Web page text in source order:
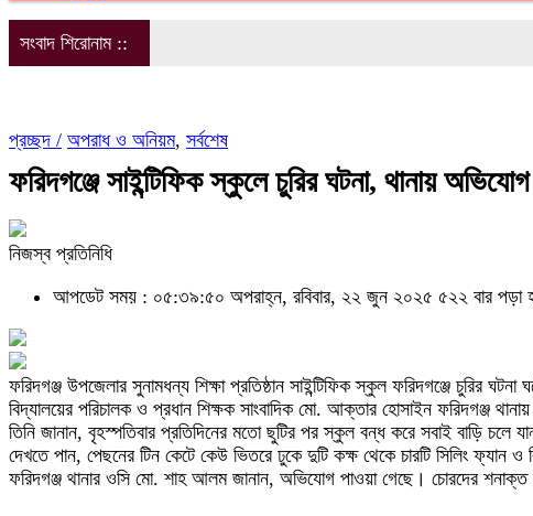
সংবাদ শিরোনাম ::
প্রচ্ছদ / অপরাধ ও অনিয়ম, সর্বশেষ
ফরিদগঞ্জে সাইন্টিফিক স্কুলে চুরির ঘটনা, থানায় অভিযোগ
নিজস্ব প্রতিনিধি
আপডেট সময় : ০৫:৩৯:৫০ অপরাহ্ন, রবিবার, ২২ জুন ২০২৫ ৫২২ বার পড়া
ফরিদগঞ্জ উপজেলার সুনামধন্য শিক্ষা প্রতিষ্ঠান সাইন্টিফিক স্কুল ফরিদগঞ্জে চুরির
বিদ্যালয়ের পরিচালক ও প্রধান শিক্ষক সাংবাদিক মো. আক্তার হোসাইন ফরিদগঞ্জ
তিনি জানান, বৃহস্পতিবার প্রতিদিনের মতো ছুটির পর স্কুল বন্ধ করে সবাই বাড়ি চলে
দেখতে পান, পেছনের টিন কেটে কেউ ভিতরে ঢুকে দুটি কক্ষ থেকে চারটি সিলিং ফ্যান
ফরিদগঞ্জ থানার ওসি মো. শাহ আলম জানান, অভিযোগ পাওয়া গেছে। চোরদের